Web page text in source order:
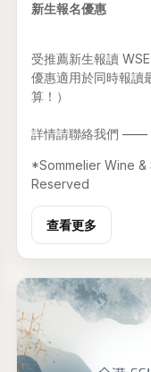
新生報名優惠
受推薦新生報讀
優惠適用於同時報讀
算！）
詳情請聯絡我們 ——
*Sommelier Wine &
Reserved
查看更多